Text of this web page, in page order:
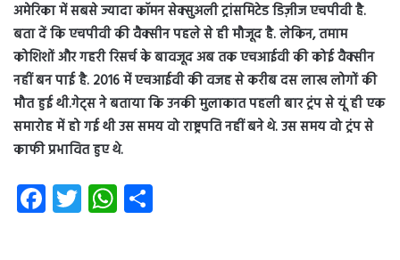
अमेरिका में सबसे ज्यादा कॉमन सेक्सुअली ट्रांसमिटेड डिज़ीज एचपीवी है.
बता दें कि एचपीवी की वैक्सीन पहले से ही मौजूद है. लेकिन, तमाम
कोशिशों और गहरी रिसर्च के बावजूद अब तक एचआईवी की कोई वैक्सीन
नहीं बन पाई है. 2016 में एचआईवी की वजह से करीब दस लाख लोगों की
मौत हुई थी.गेट्स ने बताया कि उनकी मुलाकात पहली बार ट्रंप से यूं ही एक
समारोह में हो गई थी उस समय वो राष्ट्रपति नहीं बने थे. उस समय वो ट्रंप से
काफी प्रभावित हुए थे.
Fa
ce
T
wi
W
ha